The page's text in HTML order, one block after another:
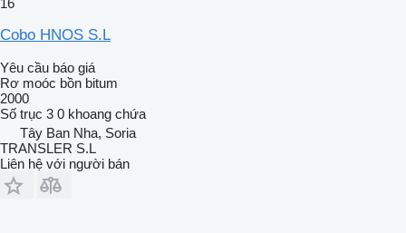
Cobo HNOS S.L
Yêu cầu báo giá
Rơ moóc bồn bitum
2000
Số trục 3 0 khoang chứa
Tây Ban Nha, Soria
TRANSLER S.L
Liên hệ với người bán